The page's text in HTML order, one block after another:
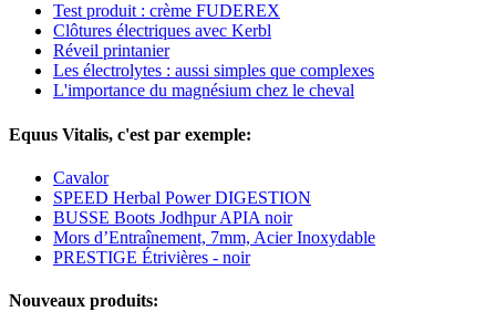
Test produit : crème FUDEREX
Clôtures électriques avec Kerbl
Réveil printanier
Les électrolytes : aussi simples que complexes
L'importance du magnésium chez le cheval
Equus Vitalis, c'est par exemple:
Cavalor
SPEED Herbal Power DIGESTION
BUSSE Boots Jodhpur APIA noir
Mors d’Entraînement, 7mm, Acier Inoxydable
PRESTIGE Étrivières - noir
Nouveaux produits: